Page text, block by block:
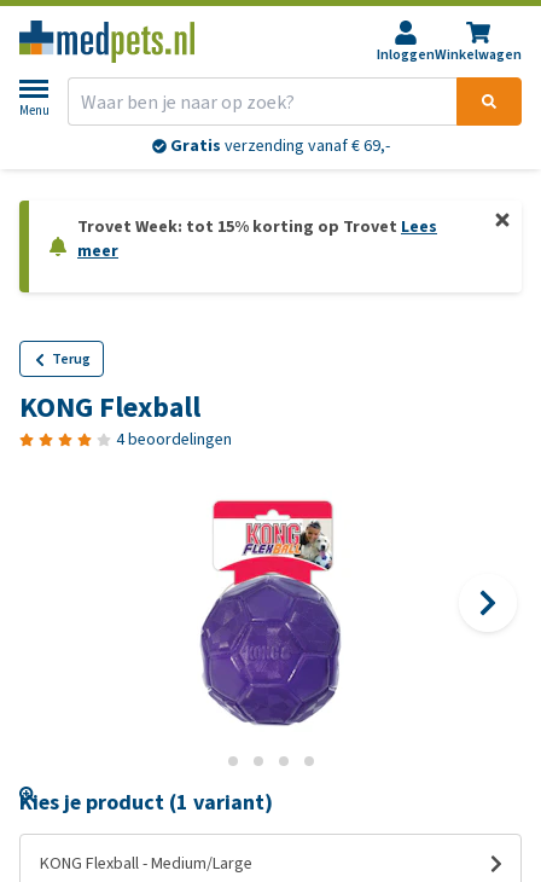
InloggenWinkelwagen
Menu
Gratis verzending vanaf € 69,-
Trovet Week: tot 15% korting op Trovet Lees
meer
Terug
KONG Flexball
4 beoordelingen
Kies je product (1 variant)
KONG Flexball - Medium/Large